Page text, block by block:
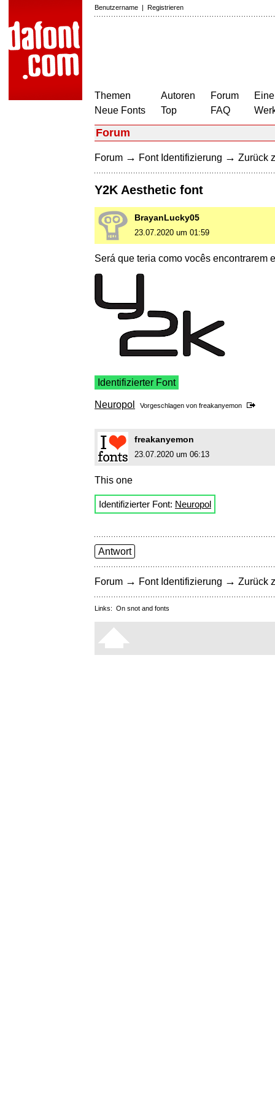
Benutzername | Registrieren
Themen
Neue Fonts
Autoren
Top
Forum
FAQ
Forum
Forum → Font Identifizierung → Zurück
Y2K Aesthetic font
BrayanLucky05
23.07.2020 um 01:59
Será que teria como vocês encontrarem
Identifizierter Font
Neuropol Vorgeschlagen von freakanyemon
freakanyemon
23.07.2020 um 06:13
This one
Identifizierter Font: Neuropol
Antwort
Forum → Font Identifizierung → Zurück
Links: On snot and fonts